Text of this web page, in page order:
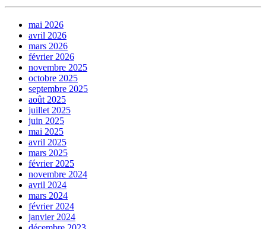
mai 2026
avril 2026
mars 2026
février 2026
novembre 2025
octobre 2025
septembre 2025
août 2025
juillet 2025
juin 2025
mai 2025
avril 2025
mars 2025
février 2025
novembre 2024
avril 2024
mars 2024
février 2024
janvier 2024